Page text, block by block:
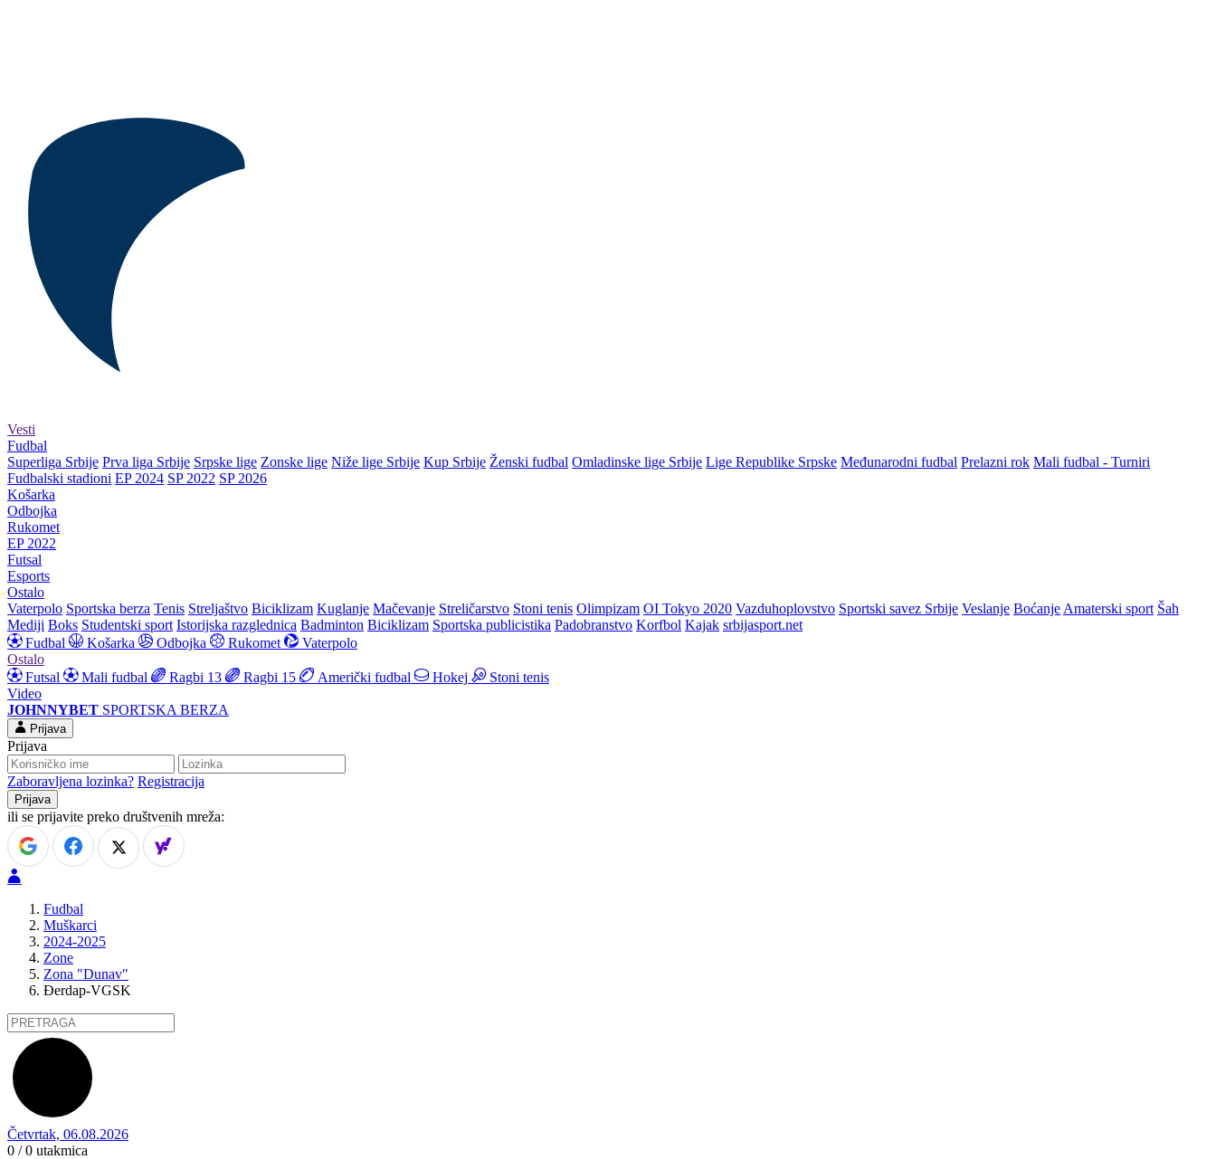
Vesti
Fudbal
Superliga Srbije Prva liga Srbije Srpske lige Zonske lige Niže lige Srbije Kup Srbije Ženski fudbal Omladinske lige Srbije Lige Republike Srpske Međunarodni fudbal Prelazni rok Mali fudbal - Turniri
Fudbalski stadioni EP 2024 SP 2022 SP 2026
Košarka
Odbojka
Rukomet
EP 2022
Futsal
Esports
Ostalo
Vaterpolo Sportska berza Tenis Streljaštvo Biciklizam Kuglanje Mačevanje Streličarstvo Stoni tenis Olimpizam OI Tokyo 2020 Vazduhoplovstvo Sportski savez Srbije Veslanje Boćanje Amaterski sport Šah
Mediji Boks Studentski sport Istorijska razglednica Badminton Biciklizam Sportska publicistika Padobranstvo Korfbol Kajak srbijasport.net
Fudbal
Košarka Odbojka Rukomet
Vaterpolo
Ostalo
Futsal
Mali fudbal Ragbi 13 Ragbi 15 Američki fudbal Hokej
Stoni tenis
Video
JOHNNYBET SPORTSKA BERZA
Prijava
Prijava
Zaboravljena lozinka? Registracija
ili se prijavite preko društvenih mreža:
Fudbal
Muškarci
2024-2025
Zone
Zona "Dunav"
Đerdap-VGSK
Četvrtak, 06.08.2026
0 / 0 utakmica